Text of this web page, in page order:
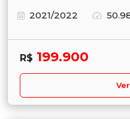
2021/2022
R$ 199.900